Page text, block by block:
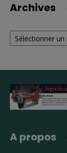
Archives
Archives
A propos